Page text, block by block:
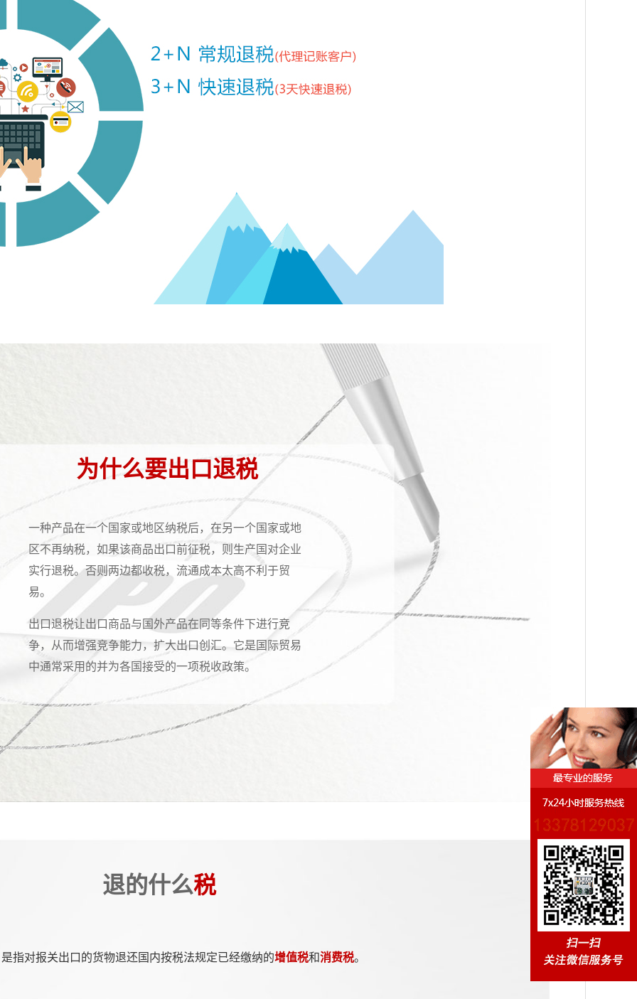
为什么要出口退税
一种产品在一个国家或地区纳税后，在另一个国家或地
区不再纳税，如果该商品出口前征税，则生产国对企业
实行退税。否则两边都收税，流通成本太高不利于贸
易。
出口退税让出口商品与国外产品在同等条件下进行竞
争，从而增强竞争能力，扩大出口创汇。它是国际贸易
中通常采用的并为各国接受的一项税收政策。
退的什么税
指对报关出口的货物退还国内按税法规定已经缴纳的增值税和消费税。